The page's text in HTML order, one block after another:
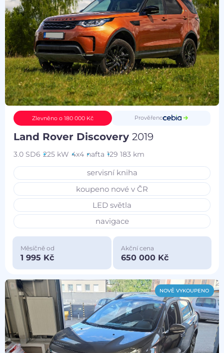
Zlevněno o 180 000 Kč Prověřeno
Land Rover Discovery2019
3.0 SD6 225 kW 4x4 nafta 129 183 km
servisní kniha
koupeno nové v ČR
LED světla
navigace
Měsíčně od
1 995 Kč
Akční cena
650 000 Kč
NOVĚ VYKOUPENO